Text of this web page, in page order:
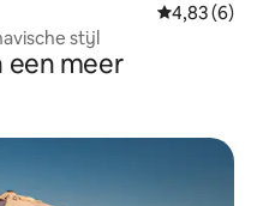
Gemiddelde
4,83 (6)
stijl
een meer